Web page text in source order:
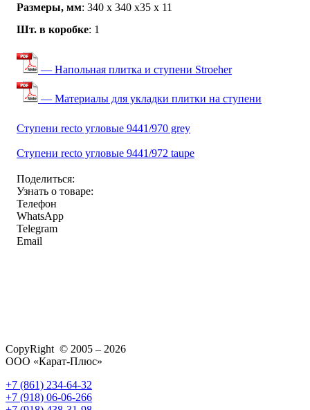
Размеры, мм: 340 х 340 х35 х 11
Шт. в коробке: 1
— Напольная плитка и ступени Stroeher
— Материалы для укладки плитки на ступени
Ступени recto угловые 9441/970 grey
Ступени recto угловые 9441/972 taupe
Поделиться:
Узнать о товаре:
Телефон
WhatsApp
Telegram
Email
CopyRight © 2005 – 2026
ООО «Карат-Плюс»
+7 (861) 234-64-32
+7 (918) 06-06-266